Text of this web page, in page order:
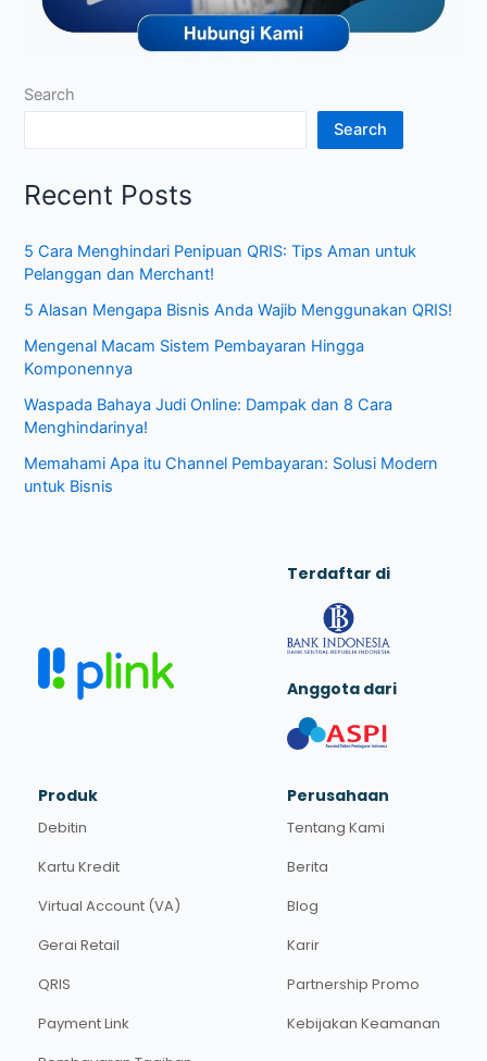
Search
Search
Recent Posts
5 Cara Menghindari Penipuan QRIS: Tips Aman untuk
Pelanggan dan Merchant!
5 Alasan Mengapa Bisnis Anda Wajib Menggunakan QRIS!
Mengenal Macam Sistem Pembayaran Hingga
Komponennya
Waspada Bahaya Judi Online: Dampak dan 8 Cara
Menghindarinya!
Memahami Apa itu Channel Pembayaran: Solusi Modern
untuk Bisnis
Terdaftar di
Anggota dari
Produk
Debitin
Kartu Kredit
Virtual Account (VA)
Gerai Retail
QRIS
Payment Link
Perusahaan
Tentang Kami
Berita
Blog
Karir
Partnership Promo
Kebijakan Keamanan